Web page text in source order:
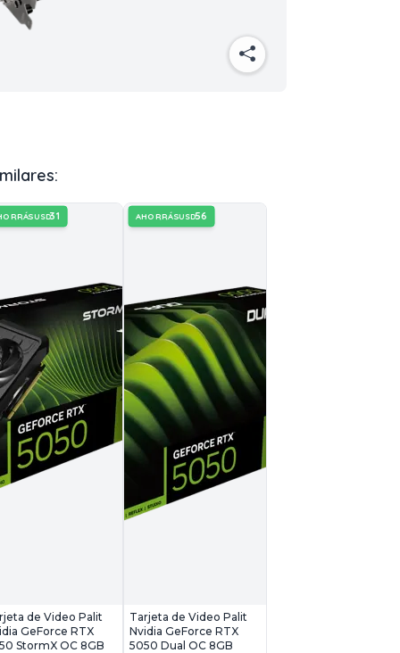
USD31
de Video Palit
GeForce RTX
StormX OC 8GB
AHORRÁSUSD56
Tarjeta de Video Palit
Nvidia GeForce RTX
5050 Dual OC 8GB